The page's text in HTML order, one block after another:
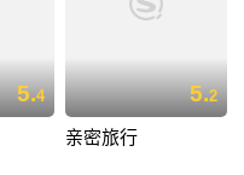
5.4 5.2
亲密旅行